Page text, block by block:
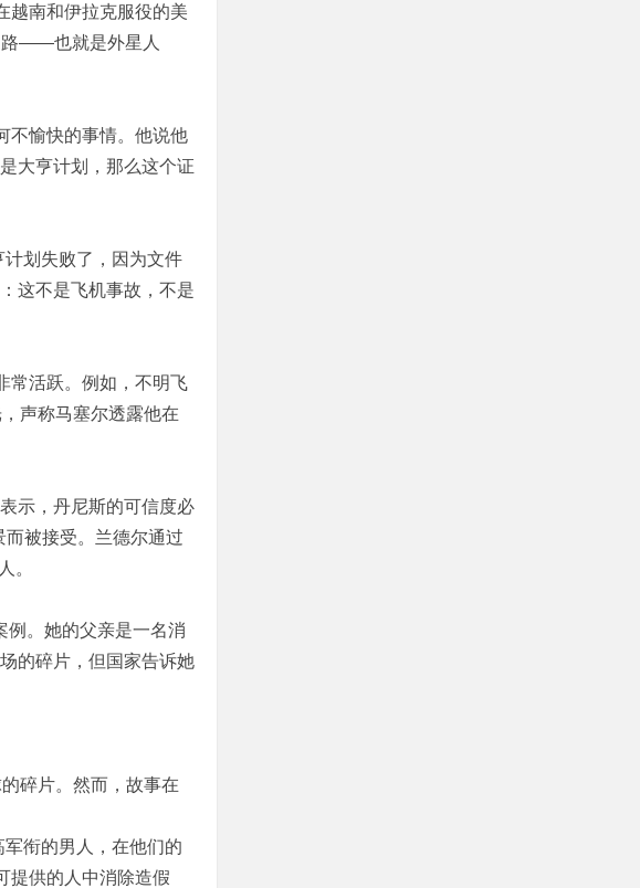
越南和伊拉克服役的美
路——也就是外星人
不愉快的事情。他说他
大亨计划，那么这个证
计划失败了，因为文件
这不是飞机事故，不是
常活跃。例如，不明飞
声称马塞尔透露他在
示，丹尼斯的可信度必
被接受。兰德尔通过
。
例。她的父亲是一名消
的碎片，但国家告诉她
碎片。然而，故事在
衔的男人，在他们的
提供的人中消除造假